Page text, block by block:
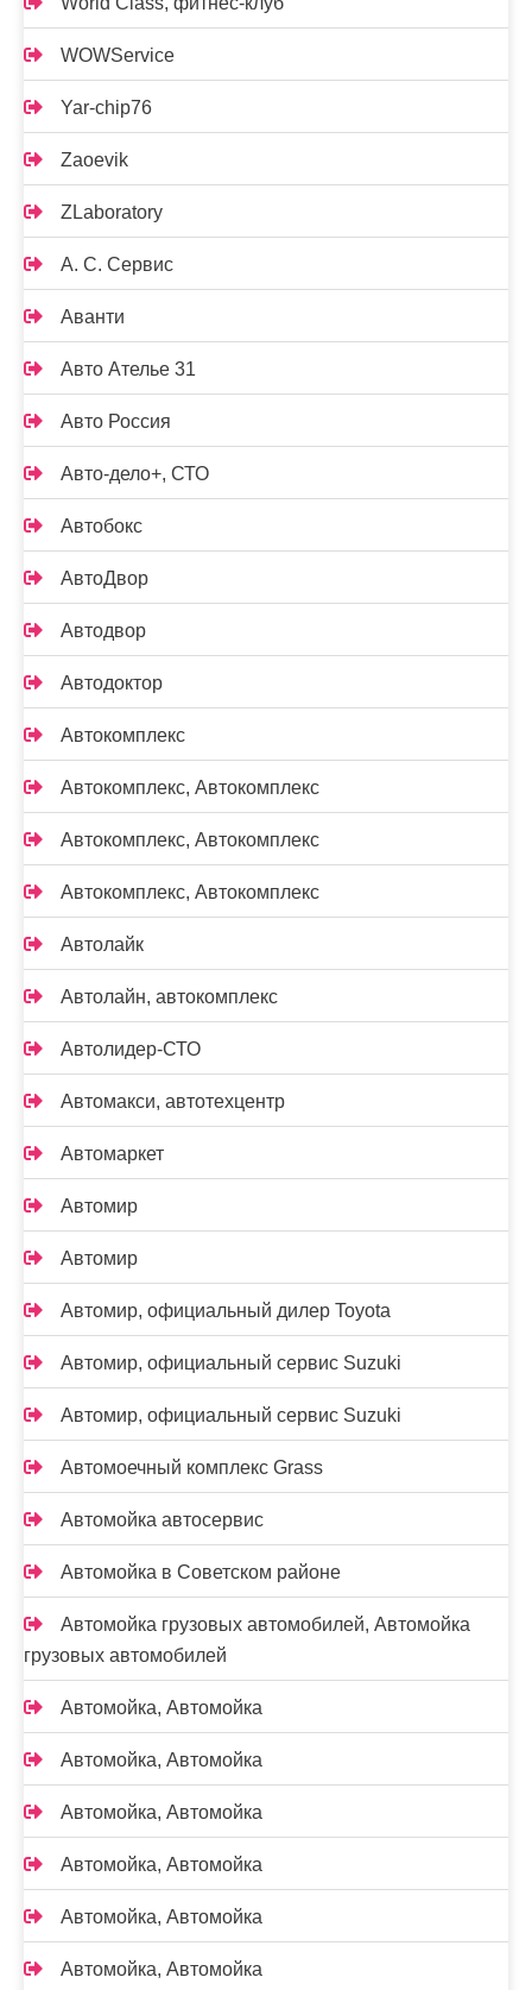
WOWService
Yar-chip76
Zaoevik
ZLaboratory
А. С. Сервис
Аванти
Авто Ателье 31
Авто Россия
Авто-дело+, СТО
Автобокс
АвтоДвор
Автодвор
Автодоктор
Автокомплекс
Автокомплекс, Автокомплекс
Автокомплекс, Автокомплекс
Автокомплекс, Автокомплекс
Автолайк
Автолайн, автокомплекс
Автолидер-СТО
Автомакси, автотехцентр
Автомаркет
Автомир
Автомир
Автомир, официальный дилер Toyota
Автомир, официальный сервис Suzuki
Автомир, официальный сервис Suzuki
Автомоечный комплекс Grass
Автомойка автосервис
Автомойка в Советском районе
Автомойка грузовых автомобилей, Автомойка
грузовых автомобилей
Автомойка, Автомойка
Автомойка, Автомойка
Автомойка, Автомойка
Автомойка, Автомойка
Автомойка, Автомойка
Автомойка, Автомойка